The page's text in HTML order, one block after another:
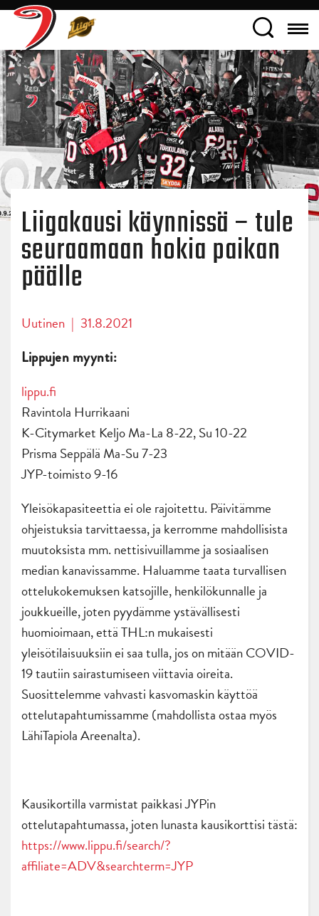
Liigakausi käynnissä – tule
seuraamaan hokia paikan
päälle
Uutinen | 31.8.2021
Lippujen myynti:
lippu.fi
Ravintola Hurrikaani
K-Citymarket Keljo Ma-La 8-22, Su 10-22
Prisma Seppälä Ma-Su 7-23
JYP-toimisto 9-16
Yleisökapasiteettia ei ole rajoitettu. Päivitämme
ohjeistuksia tarvittaessa, ja kerromme mahdollisista
muutoksista mm. nettisivuillamme ja sosiaalisen
median kanavissamme. Haluamme taata turvallisen
ottelukokemuksen katsojille, henkilökunnalle ja
joukkueille, joten pyydämme ystävällisesti
huomioimaan, että THL:n mukaisesti
yleisötilaisuuksiin ei saa tulla, jos on mitään COVID-
19 tautiin sairastumiseen viittavia oireita.
Suosittelemme vahvasti kasvomaskin käyttöä
ottelutapahtumissamme (mahdollista ostaa myös
LähiTapiola Areenalta).
Kausikortilla varmistat paikkasi JYPin
ottelutapahtumassa, joten lunasta kausikorttisi tästä:
https://www.lippu.fi/search/?
affiliate=ADV&searchterm=JYP